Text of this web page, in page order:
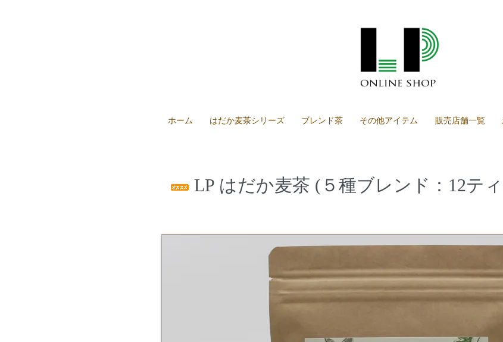
ホーム はだか麦茶シリーズ ブレンド茶 その他アイテム 販売店舗一覧
LP はだか麦茶 (５種ブレンド：12テ